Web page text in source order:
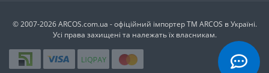
© 2007-2026 ARCOS.com.ua - офiцiйний iмпортер ТМ ARCOS в Україні.
Усi права захищенi та належать їх власникам.